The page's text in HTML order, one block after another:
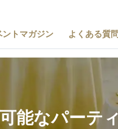
トマガジン よくある質問
能なパーテ